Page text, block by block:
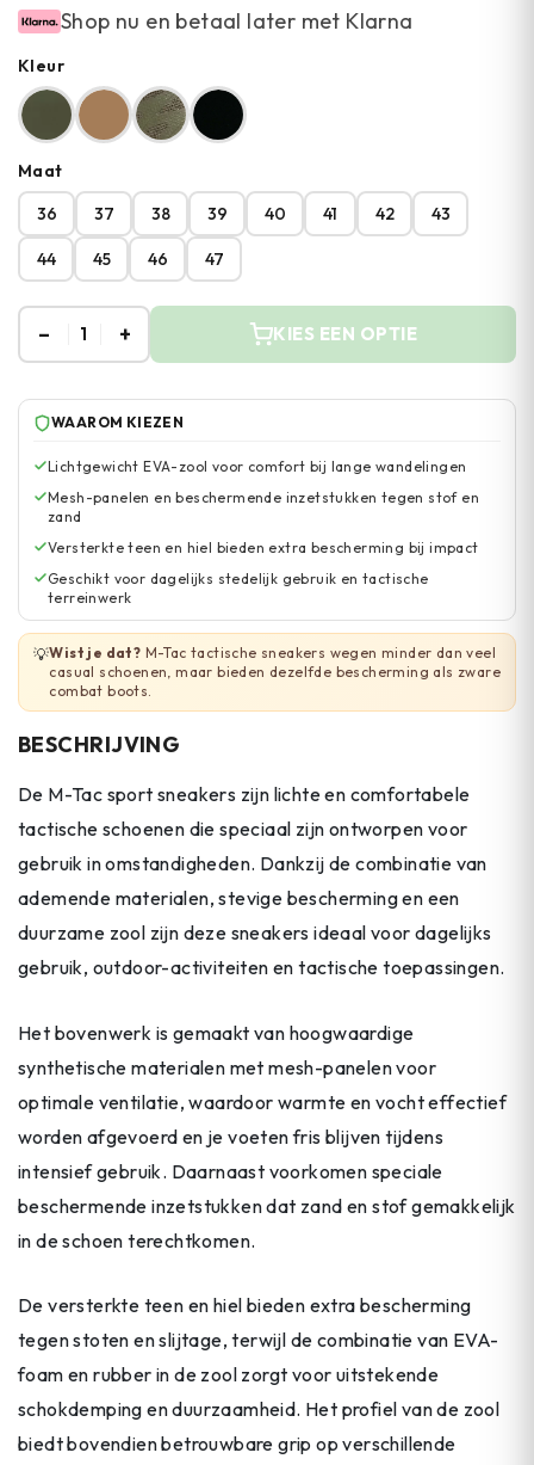
Shop nu en betaal later met Klarna
Kleur
Maat
36
37 38 39 40 41 42 43
44 45 46 47
– 1 + KIES EEN OPTIE
WAAROM KIEZEN
Lichtgewicht EVA-zool voor comfort bij lange wandelingen
Mesh-panelen en beschermende inzetstukken tegen stof en
zand
Versterkte teen en hiel bieden extra bescherming bij impact
Geschikt voor dagelijks stedelijk gebruik en tactische
terreinwerk
💡Wist je dat? M-Tac tactische sneakers wegen minder dan veel
casual schoenen, maar bieden dezelfde bescherming als zware
combat boots.
BESCHRIJVING
De M-Tac sport sneakers zijn lichte en comfortabele
tactische schoenen die speciaal zijn ontworpen voor
gebruik in omstandigheden. Dankzij de combinatie van
ademende materialen, stevige bescherming en een
duurzame zool zijn deze sneakers ideaal voor dagelijks
gebruik, outdoor-activiteiten en tactische toepassingen.
Het bovenwerk is gemaakt van hoogwaardige
synthetische materialen met mesh-panelen voor
optimale ventilatie, waardoor warmte en vocht effectief
worden afgevoerd en je voeten fris blijven tijdens
intensief gebruik. Daarnaast voorkomen speciale
beschermende inzetstukken dat zand en stof gemakkelijk
in de schoen terechtkomen.
De versterkte teen en hiel bieden extra bescherming
tegen stoten en slijtage, terwijl de combinatie van EVA-
foam en rubber in de zool zorgt voor uitstekende
schokdemping en duurzaamheid. Het profiel van de zool
biedt bovendien betrouwbare grip op verschillende